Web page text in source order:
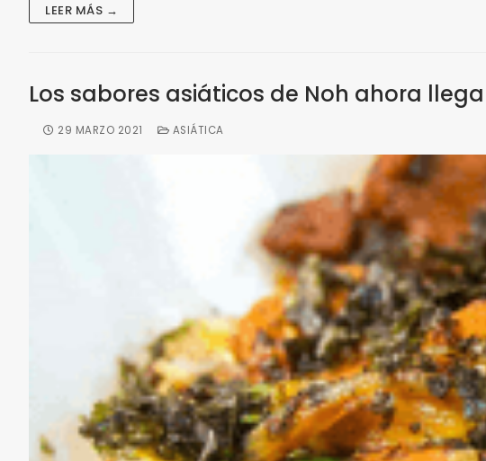
LEER MÁS →
Los sabores asiáticos de Noh ahora
29 MARZO 2021 ASIÁTICA